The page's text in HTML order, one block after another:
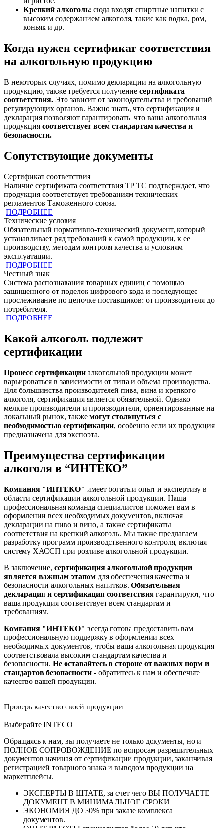
Крепкий алкоголь: сюда входят спиртные напитки с
высоким содержанием алкоголя, такие как водка, ром,
коньяк и др.
Когда нужен сертификат соответствия
на алкогольную продукцию
В некоторых случаях, помимо декларации на алкогольную
продукцию, также требуется получение сертификата
соответствия. Это зависит от законодательства и требований
регулирующих органов. Важно знать, что сертификация и
декларация позволяют гарантировать, что ваша алкогольная
продукция соответствует всем стандартам качества и
безопасности.
Сопутствующие документы
Сертификат соответствия
Наличие сертификата соответствия ТР ТС подтверждает, что
продукция cоответствует требованиям технических
регламентов Таможенного союза.
ПОДРОБНЕЕ
Технические условия
Обязательный нормативно-технический документ, который
устанавливает ряд требований к самой продукции, к ее
производству, методам контроля качества и условиям
эксплуатации.
ПОДРОБНЕЕ
Честный знак
Система распознавания товарных единиц с помощью
защищенного от поделок цифрового кода и последующее
прослеживание по цепочке поставщиков: от производителя до
потребителя.
ПОДРОБНЕЕ
Какой алкоголь подлежит
сертификации
Процесс сертификации алкогольной продукции может
варьироваться в зависимости от типа и объема производства.
Для большинства производителей пива, вина и крепкого
алкоголя, сертификация является обязательной. Однако
мелкие производители и производители, ориентированные на
локальный рынок, также могут столкнуться с
необходимостью сертификации, особенно если их продукция
предназначена для экспорта.
Преимущества сертификации
алкоголя в “ИНТЕКО”
Компания "ИНТЕКО" имеет богатый опыт и экспертизу в
области сертификации алкогольной продукции. Наша
профессиональная команда специалистов поможет вам в
оформлении всех необходимых документов, включая
декларации на пиво и вино, а также сертификаты
соответствия на крепкий алкоголь. Мы также предлагаем
разработку программ производственного контроля, включая
систему ХАССП при розливе алкогольной продукции.
В заключение, сертификация алкогольной продукции
является важным этапом для обеспечения качества и
безопасности алкогольных напитков. Обязательная
декларация и сертификация соответствия гарантируют, что
ваша продукция соответствует всем стандартам и
требованиям.
Компания "ИНТЕКО" всегда готова предоставить вам
профессиональную поддержку в оформлении всех
необходимых документов, чтобы ваша алкогольная продукция
соответствовала высоким стандартам качества и
безопасности. Не оставайтесь в стороне от важных норм и
стандартов безопасности - обратитесь к нам и обеспечьте
качество вашей продукции.
Проверь качество своей продукции
Выбирайте INTECO
Обращаясь к нам, вы получаете не только документы, но и
ПОЛНОЕ СОПРОВОЖДЕНИЕ по вопросам разрешительных
документов начиная от сертификации продукции, заканчивая
регистрацией товарного знака и выводом продукции на
маркетплейсы.
ЭКСПЕРТЫ В ШТАТЕ, за счет чего ВЫ ПОЛУЧАЕТЕ
ДОКУМЕНТ В МИНИМАЛЬНОЕ СРОКИ.
ЭКОНОМИЯ ДО 30% при заказе комплекса
документов.